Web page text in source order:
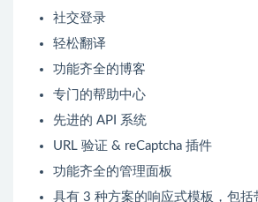
社交登录
轻松翻译
功能齐全的博客
专门的帮助中心
先进的 API 系统
URL 验证 & reCaptcha 插件
功能齐全的管理面板
具有 3 种方案的响应式模板，包括